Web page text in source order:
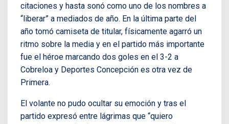
citaciones y hasta sonó como uno de los nombres a
“liberar” a mediados de año. En la última parte del
año tomó camiseta de titular, físicamente agarró un
ritmo sobre la media y en el partido más importante
fue el héroe marcando dos goles en el 3-2 a
Cobreloa y Deportes Concepción es otra vez de
Primera.
El volante no pudo ocultar su emoción y tras el
partido expresó entre lágrimas que “quiero